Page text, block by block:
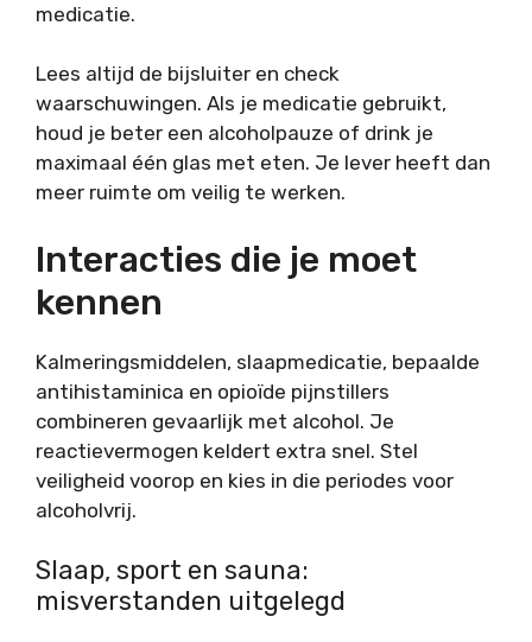
medicatie.
Lees altijd de bijsluiter en check
waarschuwingen. Als je medicatie gebruikt,
houd je beter een alcoholpauze of drink je
maximaal één glas met eten. Je lever heeft dan
meer ruimte om veilig te werken.
Interacties die je moet
kennen
Kalmeringsmiddelen, slaapmedicatie, bepaalde
antihistaminica en opioïde pijnstillers
combineren gevaarlijk met alcohol. Je
reactievermogen keldert extra snel. Stel
veiligheid voorop en kies in die periodes voor
alcoholvrij.
Slaap, sport en sauna:
misverstanden uitgelegd